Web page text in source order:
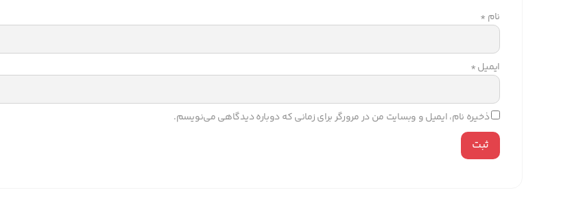
نام *
ایمیل*
ذخیره نام، ایمیل و وبسایت من در مرورگر برای زمانی که دوباره دیدگاهی می‌نویسم.